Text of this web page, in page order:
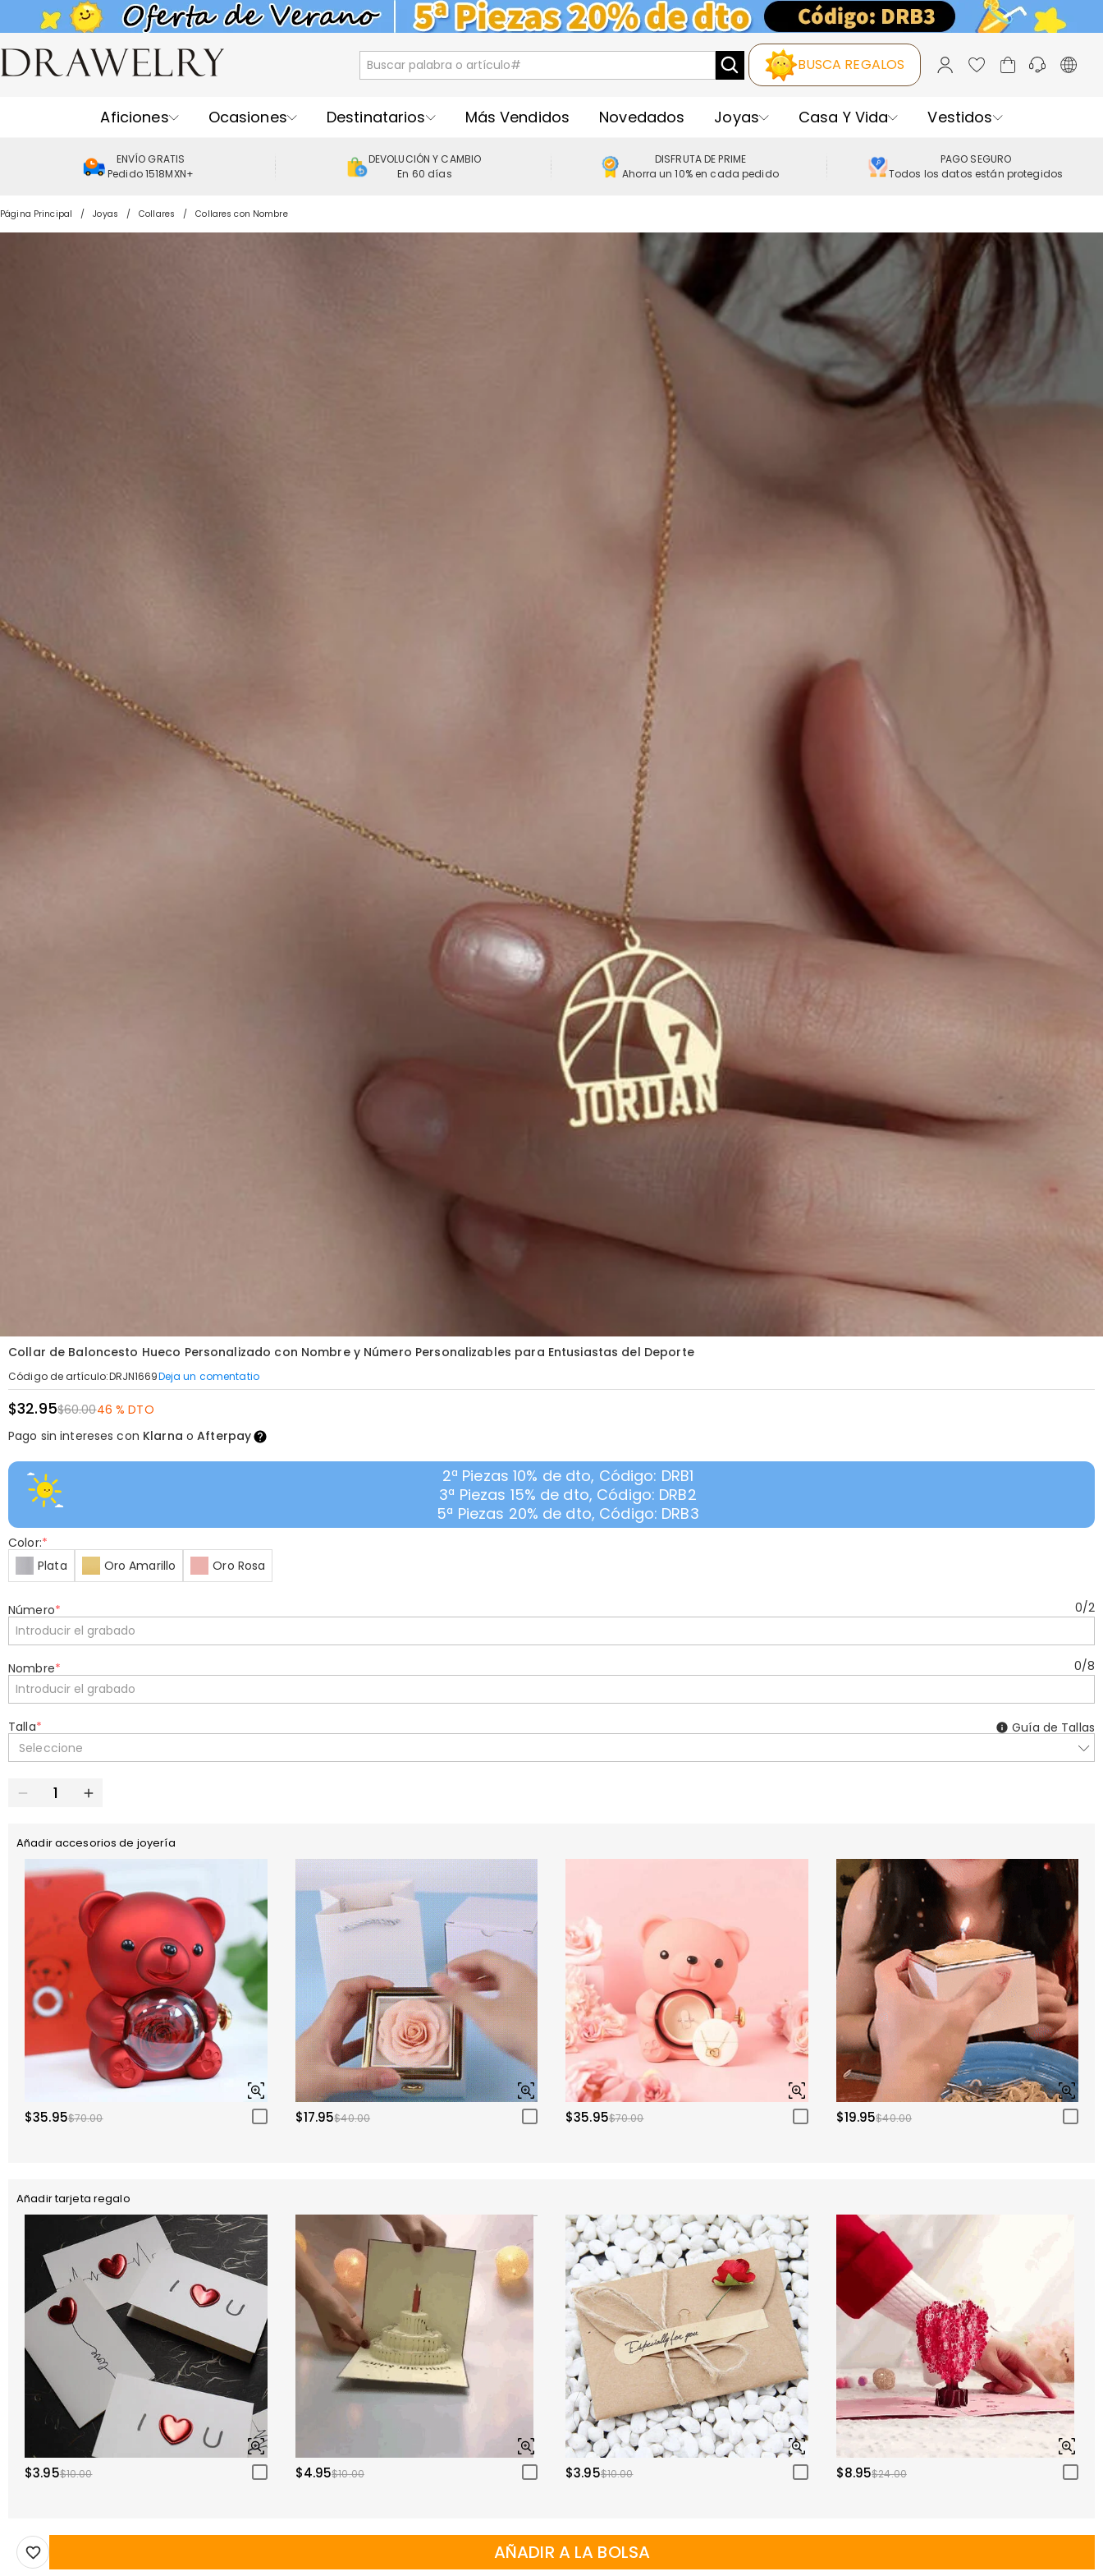
BUSCA REGALOS
Aficiones Ocasiones Destinatarios Más Vendidos Novedados Joyas Casa Y Vida Vestidos
ENVÍO GRATIS
Pedido 1518MXN+
DEVOLUCIÓN Y CAMBIO
En 60 días
DISFRUTA DE PRIME
Ahorra un 10% en cada pedido
PAGO SEGURO
Todos los datos están protegidos
Página Principal Joyas Collares Collares con Nombre
Collar de Baloncesto Hueco Personalizado con Nombre y Número Personalizables para Entusiastas del Deporte
Código de artículo:DRJN1669Deja un comentatio
$32.95$60.0046 % DTO
Pago sin intereses con Klarna oAfterpay
2ª Piezas 10% de dto, Código: DRB1
3ª Piezas 15% de dto, Código: DRB2
5ª Piezas 20% de dto, Código: DRB3
Color:*
Plata
Oro Amarillo Oro Rosa
Número* 0/2
Nombre* 0/8
Talla*
Seleccione
Guía de Tallas
Añadir accesorios de joyería
$35.95$70.00 $17.95$40.00 $35.95$70.00 $19.95$40.00
Añadir tarjeta regalo
$3.95$10.00 $4.95$10.00 $3.95$10.00 $8.95$24.00
AÑADIR A LA BOLSA